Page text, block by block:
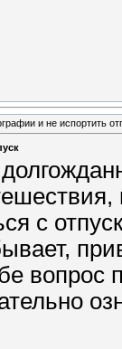
и не испортить
с
вопрос